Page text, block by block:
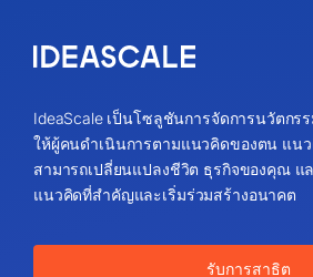
IdeaScale เป็นโซลูชันการจัดการนวัตกร
ให้ผู้คนดำเนินการตามแนวคิดของตน แ
สามารถเปลี่ยนแปลงชีวิต ธุรกิจของคุณ แ
แนวคิดที่สำคัญและเริ่มร่วมสร้างอนาคต
รับการสาธิต